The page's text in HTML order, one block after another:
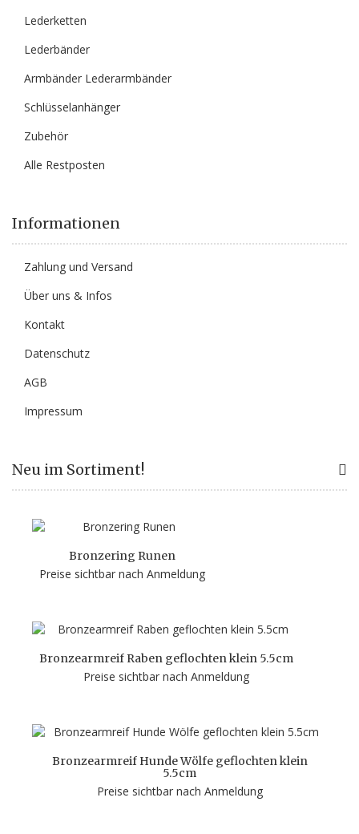
Lederketten
Lederbänder
Armbänder Lederarmbänder
Schlüsselanhänger
Zubehör
Alle Restposten
Informationen
Zahlung und Versand
Über uns & Infos
Kontakt
Datenschutz
AGB
Impressum
Neu im Sortiment!
Bronzering Runen
Preise sichtbar nach Anmeldung
Bronzearmreif Raben geflochten klein 5.5cm
Preise sichtbar nach Anmeldung
Bronzearmreif Hunde Wölfe geflochten klein
5.5cm
Preise sichtbar nach Anmeldung